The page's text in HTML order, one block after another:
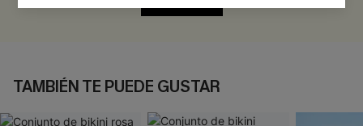
TAMBIÉN TE PUEDE GUSTAR